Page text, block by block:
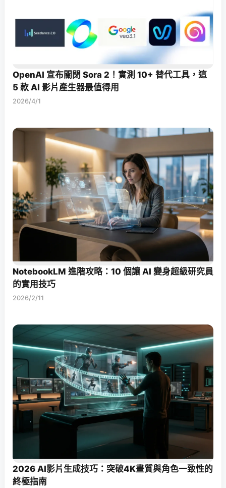
OpenAI 宣布關閉 Sora 2！實測 10+ 替代工具，這
5 款 AI 影片產生器最值得用
2026/4/1
NotebookLM 進階攻略：10 個讓 AI 變身超級研究員
的實用技巧
2026/2/11
2026 AI影片生成技巧：突破4K畫質與角色一致性的
終極指南